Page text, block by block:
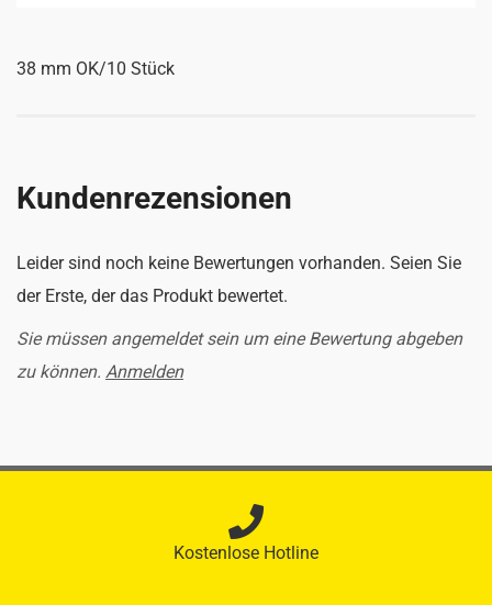
38 mm OK/10 Stück
Kundenrezensionen
Leider sind noch keine Bewertungen vorhanden. Seien Sie
der Erste, der das Produkt bewertet.
Sie müssen angemeldet sein um eine Bewertung abgeben
zu können. Anmelden
Kostenlose Hotline